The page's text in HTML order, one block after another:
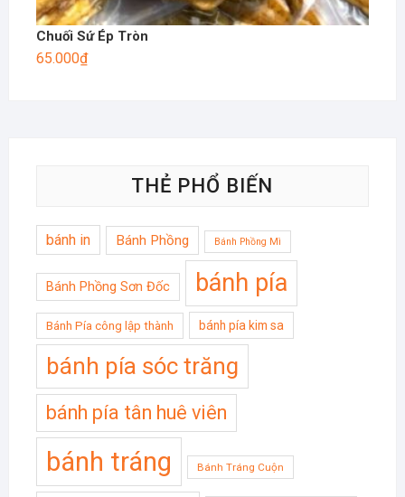
Chuối Sứ Ép Tròn
65.000₫
THẺ PHỔ BIẾN
bánh in Bánh Phồng Bánh Phồng Mì
Bánh Phồng Sơn Đốc bánh pía
Bánh Pía công lập thành bánh pía kim sa
bánh pía sóc trăng
bánh pía tân huê viên
bánh tráng Bánh Tráng Cuộn